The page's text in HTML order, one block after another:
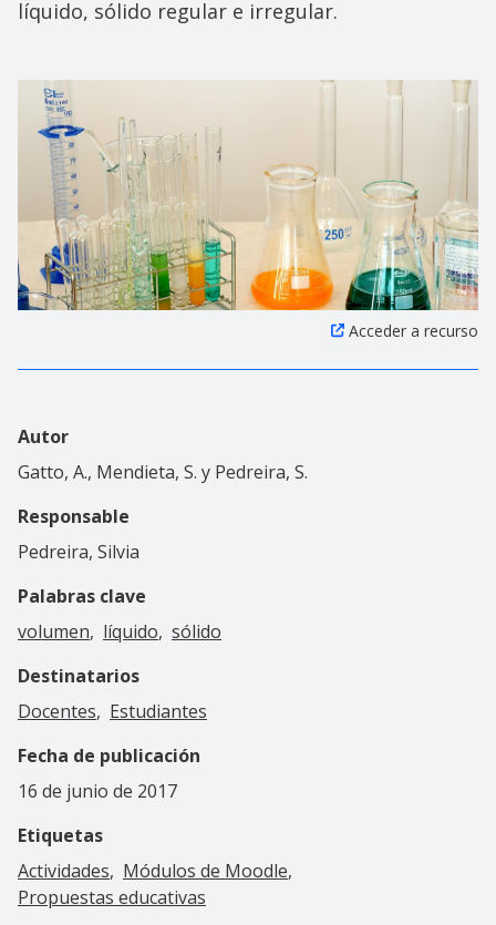
líquido, sólido regular e irregular.
Acceder a recurso
Autor
Gatto, A., Mendieta, S. y Pedreira, S.
Responsable
Pedreira, Silvia
Palabras clave
volumen
líquido sólido
Destinatarios
Docentes
Estudiantes
Fecha de publicación
16 de junio de 2017
Etiquetas
Actividades
Módulos de Moodle
Propuestas educativas